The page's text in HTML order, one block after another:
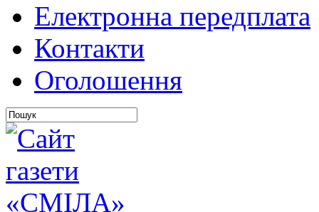
Електронна передплата
Контакти
Оголошення